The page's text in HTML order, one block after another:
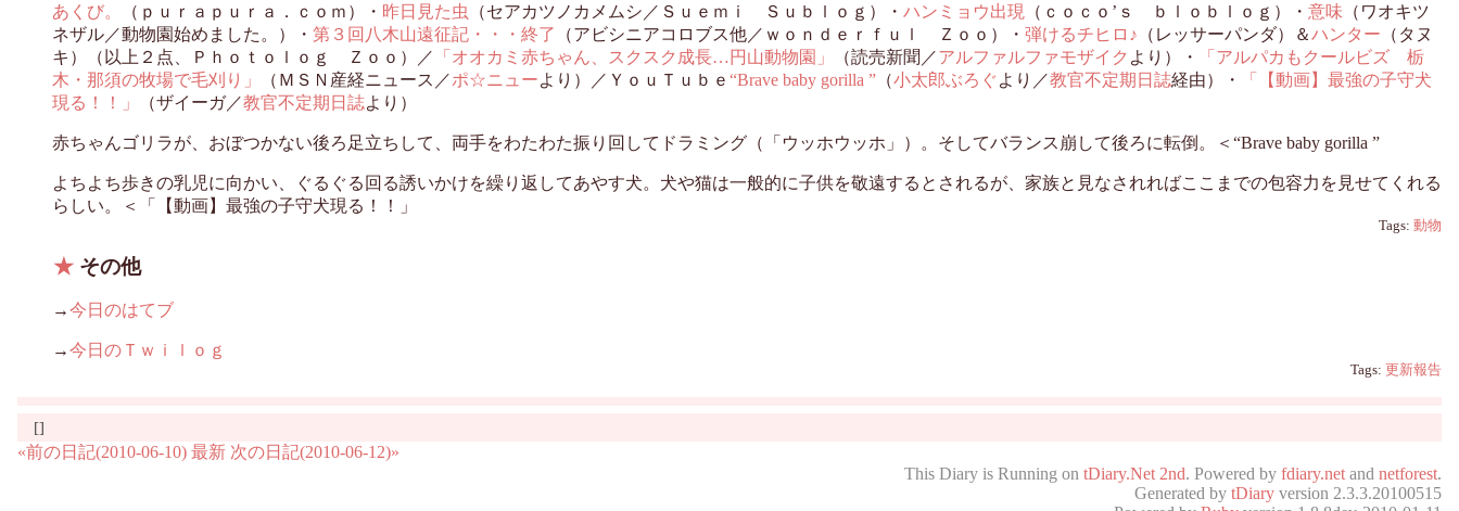
あくび。 （ｐｕｒａｐｕｒａ．ｃｏｍ）・ 昨日見た虫 （セアカツノカメムシ／Ｓｕｅｍｉ Ｓｕｂｌｏｇ）・ ハンミョウ出現 （ｃｏｃｏ’ｓ ｂｌｏｂｌｏｇ）・ 意味 （ワオキツ
ネザル／動物園始めました。）・ 第３回八木山遠征記・・・終了 （アビシニアコロブス他／ｗｏｎｄｅｒｆｕｌ Ｚｏｏ）・ 弾けるチヒロ♪ （レッサーパンダ）＆ハンター （タヌ
キ）（以上２点、Ｐｈｏｔｏｌｏｇ Ｚｏｏ）／
「オオカミ赤ちゃん、スクスク成長…円山動物園」 （読売新聞／アルファルファモザイク より）・
「アルパカもクールビズ 栃
木・那須の牧場で毛刈り」
（ＭＳＮ産経ニュース／ポ☆ニューより）／ＹｏｕＴｕｂｅ “Brave baby gorilla ” （小太郎ぶろぐ より／教官不定期日誌経由）・
「【動画】最強の子守犬
現る！！」
（ザイーガ／教官不定期日誌より）
赤ちゃんゴリラが、おぼつかない後ろ足立ちして、両手をわたわた振り回してドラミング（「ウッホウッホ」）。そしてバランス崩して後ろに転倒。＜“Brave baby gorilla ”
よちよち歩きの乳児に向かい、ぐるぐる回る誘いかけを繰り返してあやす犬。犬や猫は一般的に子供を敬遠するとされるが、家族と見なされればここまでの包容力を見せてくれる
らしい。＜「【動画】最強の子守犬現る！！」
Tags: 動物
★ その他
→今日のはてブ
→今日のＴｗｉｌｏｇ
Tags: 更新報告
[]
«前の日記(2010-06-10) 最新 次の日記(2010-06-12)»
This Diary is Running on tDiary.Net 2nd. Powered by fdiary.net and netforest.
Generated by tDiary version 2.3.3.20100515